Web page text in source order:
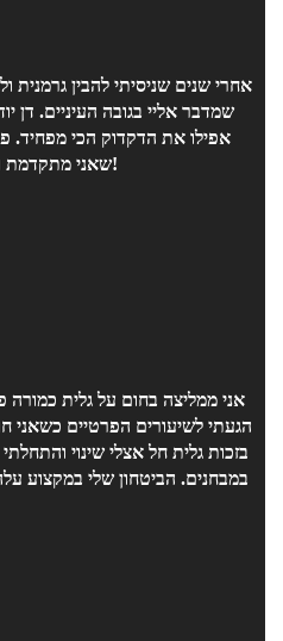
אחרי שנים שניסיתי להבין
שמדבר אליי בגובה העיניים. דן
אפילו את הדקדוק הכי מפחיד.
שאני מתקדמת ומבינה. תודה על הסבלנות והדיוק!
אני ממליצה בחום על גלית
הגעתי לשיעורים הפרטיים כשאני
בזכות גלית חל אצלי שינוי
במבחנים. הביטחון שלי במקצוע